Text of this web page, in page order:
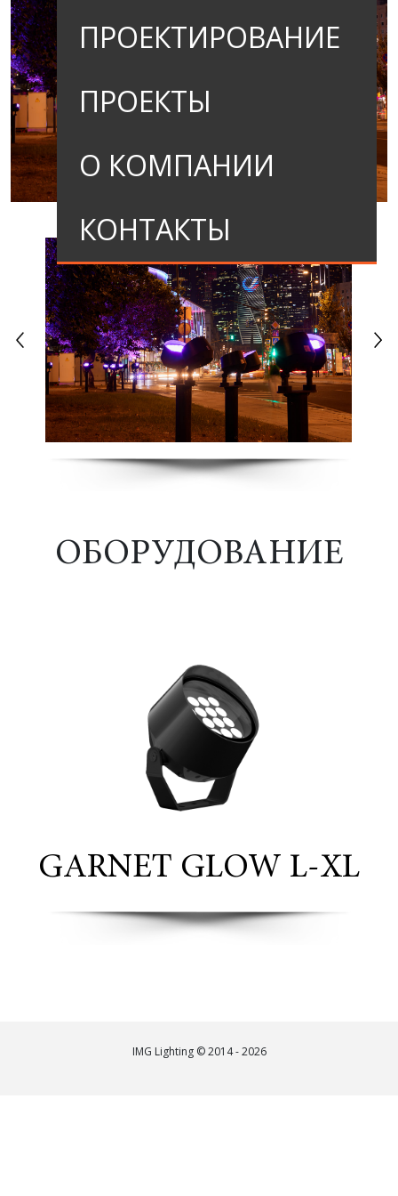
ПРОЕКТИРОВАНИЕ
ПРОЕКТЫ
О КОМПАНИИ
КОНТАКТЫ
ОБОРУДОВАНИЕ
GARNET GLOW L-XL
IMG Lighting © 2014 - 2026